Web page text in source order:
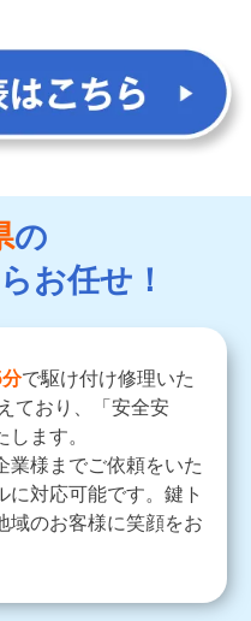
の
お任せ！
で駆け付け修理いた
ており、「安全安
ます。
業様までご依頼をいた
に対応可能です。鍵ト
域のお客様に笑顔をお